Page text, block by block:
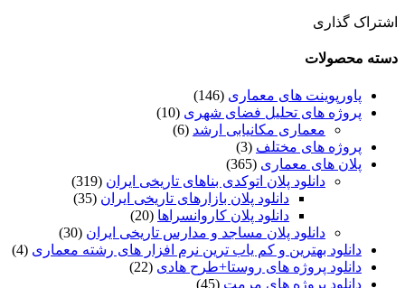
اشتراک گذاری
دسته محصولات
پاورپوینت های معماری (146)
پروژه های تحلیل فضای شهری (10)
معماری مکانیابی ارشد (6)
پروژه های مختلف (3)
پلان های معماری (365)
دانلود پلان اتوکدی بناهای تاریخی ایران (319)
دانلود پلان بازارهای تاریخی ایران (35)
دانلود پلان کاروانسراها (20)
دانلود پلان مساجد و مدارس تاریخی ایران (30)
دانلود بهترین و کم یاب ترین نرم افزار های رشته معماری (4)
دانلود پروژه های روستا+طرح هادی (22)
دانلود پروژه های مرمت (45)